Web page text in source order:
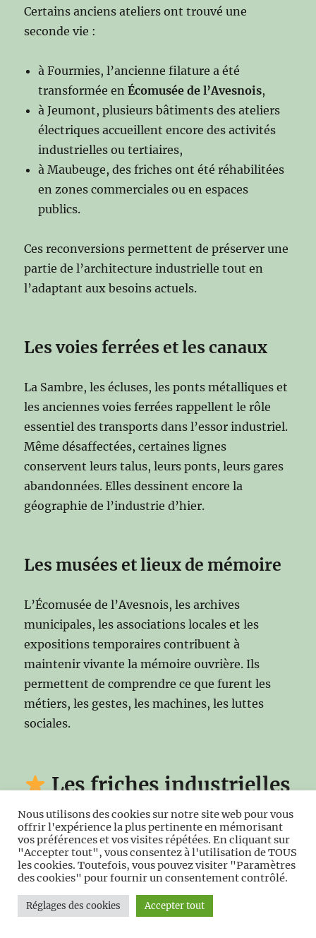
Certains anciens ateliers ont trouvé une
seconde vie :
à Fourmies, l’ancienne filature a été
transformée enÉcomusée de l’Avesnois,
à Jeumont, plusieurs bâtiments des ateliers
électriques accueillent encore des activités
industrielles ou tertiaires,
à Maubeuge, des friches ont été réhabilitées
en zones commerciales ou en espaces
publics.
Ces reconversions permettent de préserver une
partie de l’architecture industrielle tout en
l’adaptant aux besoins actuels.
Les voies ferrées et les canaux
La Sambre, les écluses, les ponts métalliques et
les anciennes voies ferrées rappellent le rôle
essentiel des transports dans l’essor industriel.
Même désaffectées, certaines lignes
conservent leurs talus, leurs ponts, leurs gares
abandonnées. Elles dessinent encore la
géographie de l’industrie d’hier.
Les musées et lieux de mémoire
L’Écomusée de l’Avesnois, les archives
municipales, les associations locales et les
expositions temporaires contribuent à
maintenir vivante la mémoire ouvrière. Ils
permettent de comprendre ce que furent les
métiers, les gestes, les machines, les luttes
sociales.
Les friches industrielles
de l’Avesnois
À côté des traces préservées, l’Avesnois compte
aussi de nombreuses friches industrielles. Elles
douloureux, mais elles constituent aussi un
Nous utilisons des cookies sur notre site web pour vous
offrir l'expérience la plus pertinente en mémorisant
vos préférences et vos visites répétées. En cliquant sur
"Accepter tout", vous consentez à l'utilisation de TOUS
les cookies. Toutefois, vous pouvez visiter "Paramètres
des cookies" pour fournir un consentement contrôlé.
Réglages des cookies Accepter tout